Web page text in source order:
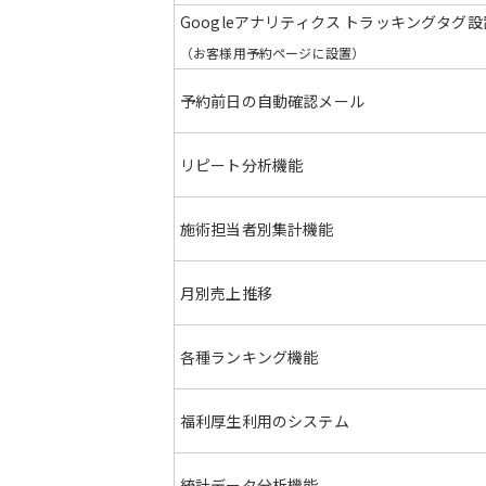
Googleアナリティクス トラッキングタグ設
（お客様用予約ページに設置）
予約前日の自動確認メール
リピート分析機能
施術担当者別集計機能
月別売上推移
各種ランキング機能
福利厚生利用のシステム